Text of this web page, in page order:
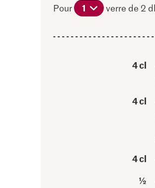
Pour 1 verre de 2 dl
4 cl
4 cl
4 cl
½